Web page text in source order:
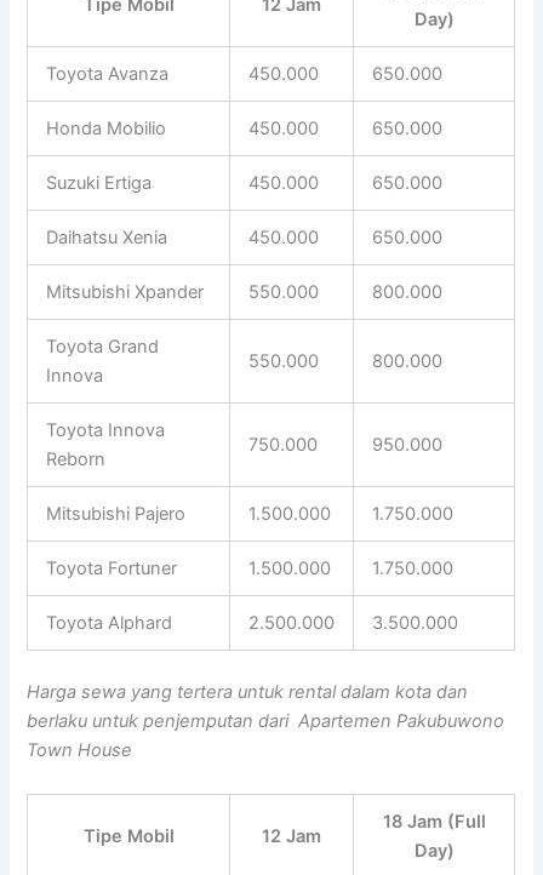
Tipe Mobil 12 Jam
Day)
Toyota Avanza 450.000 650.000
Honda Mobilio 450.000 650.000
Suzuki Ertiga 450.000 650.000
Daihatsu Xenia 450.000 650.000
Mitsubishi Xpander 550.000 800.000
Toyota Grand
Innova
550.000 800.000
Toyota Innova
Reborn
750.000 950.000
Mitsubishi Pajero 1.500.000 1.750.000
Toyota Fortuner 1.500.000 1.750.000
Toyota Alphard 2.500.000 3.500.000
Harga sewa yang tertera untuk rental dalam kota dan
berlaku untuk penjemputan dari Apartemen Pakubuwono
Town House
Tipe Mobil 12 Jam
18 Jam (Full
Day)